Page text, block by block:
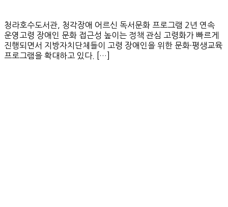
청라호수도서관, 청각장애 어르신 독서문화 프로그램 2년 연속
운영고령 장애인 문화 접근성 높이는 정책 관심 고령화가 빠르게
진행되면서 지방자치단체들이 고령 장애인을 위한 문화·평생교육
프로그램을 확대하고 있다. […]